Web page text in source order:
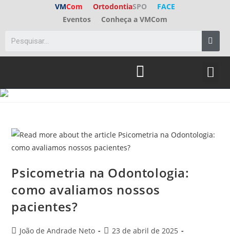
VMCom OrtodontiaSPO
FACE
Eventos
Conheça a VMCom
Psicometria na Odontologia:
como avaliamos nossos
pacientes?
João de Andrade Neto
23 de abril de 2025